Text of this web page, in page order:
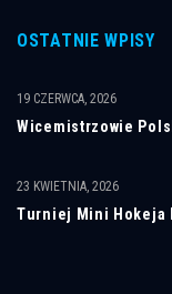
OSTATNIE WPISY
Wicemistrzowie
19 CZERWCA, 2026
Turniej Mini Hokeja
23 KWIETNIA, 2026